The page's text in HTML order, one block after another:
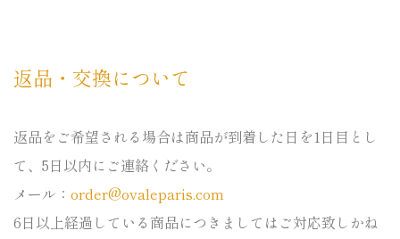
返品・交換について
返品をご希望される場合は商品が到着した日を1日目とし
て、5日以内にご連絡ください。
メール： order@ovaleparis.com
6日以上経過している商品につきましてはご対応致しかね